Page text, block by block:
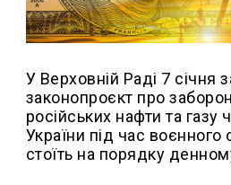
У Верховній Раді 7 січня
законопроєкт про
російських нафти та газу
України під час воєнного
стоїть на порядку